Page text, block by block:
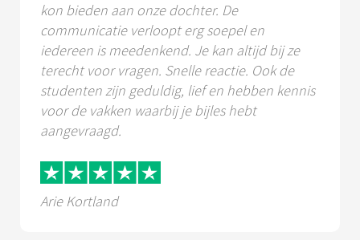
kon bieden aan onze dochter. De
communicatie verloopt erg soepel en
iedereen is meedenkend. Je kan altijd bij ze
terecht voor vragen. Snelle reactie. Ook de
studenten zijn geduldig, lief en hebben kennis
voor de vakken waarbij je bijles hebt
aangevraagd.
Arie Kortland